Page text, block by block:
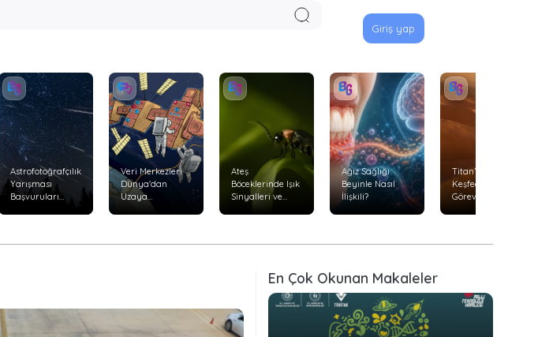
Giriş yap
Astrofotoğrafçılık
Yarışması
Başvuruları
Veri Merkezleri
Dünya'dan
Uzaya
Ateş
Böceklerinde Işık
Sinyalleri ve
Ağız Sağlığı
Beyinle Nasıl
İlişkili?
Titan’ı Uçarak
Keşfedecek
Görev: Dragonfly
En Çok Okunan Makaleler